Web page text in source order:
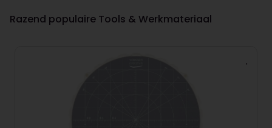
Razend populaire Tools & Werkmateriaal